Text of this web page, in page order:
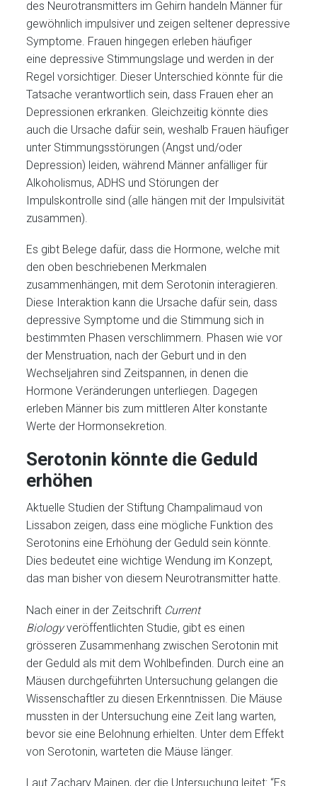
des Neurotransmitters im Gehirn handeln Männer für
gewöhnlich impulsiver und zeigen seltener depressive
Symptome. Frauen hingegen erleben häufiger
eine depressive Stimmungslage und werden in der
Regel vorsichtiger. Dieser Unterschied könnte für die
Tatsache verantwortlich sein, dass Frauen eher an
Depressionen erkranken. Gleichzeitig könnte dies
auch die Ursache dafür sein, weshalb Frauen häufiger
unter Stimmungsstörungen (Angst und/oder
Depression) leiden, während Männer anfälliger für
Alkoholismus, ADHS und Störungen der
Impulskontrolle sind (alle hängen mit der Impulsivität
zusammen).
Es gibt Belege dafür, dass die Hormone, welche mit
den oben beschriebenen Merkmalen
zusammenhängen, mit dem Serotonin interagieren.
Diese Interaktion kann die Ursache dafür sein, dass
depressive Symptome und die Stimmung sich in
bestimmten Phasen verschlimmern. Phasen wie vor
der Menstruation, nach der Geburt und in den
Wechseljahren sind Zeitspannen, in denen die
Hormone Veränderungen unterliegen. Dagegen
erleben Männer bis zum mittleren Alter konstante
Werte der Hormonsekretion.
Serotonin könnte die Geduld
erhöhen
Aktuelle Studien der Stiftung Champalimaud von
Lissabon zeigen, dass eine mögliche Funktion des
Serotonins eine Erhöhung der Geduld sein könnte.
Dies bedeutet eine wichtige Wendung im Konzept,
das man bisher von diesem Neurotransmitter hatte.
Nach einer in der Zeitschrift Current
Biologyveröffentlichten Studie, gibt es einen
grösseren Zusammenhang zwischen Serotonin mit
der Geduld als mit dem Wohlbefinden. Durch eine an
Mäusen durchgeführten Untersuchung gelangen die
Wissenschaftler zu diesen Erkenntnissen. Die Mäuse
mussten in der Untersuchung eine Zeit lang warten,
bevor sie eine Belohnung erhielten. Unter dem Effekt
von Serotonin, warteten die Mäuse länger.
Laut Zachary Mainen, der die Untersuchung leitet: “Es